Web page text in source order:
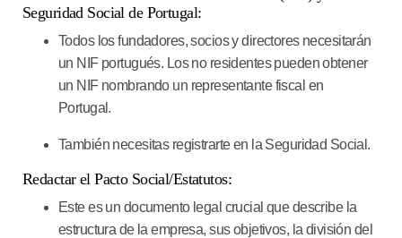
Seguridad Social de Portugal:
Todos los fundadores, socios y directores necesitarán
un NIF portugués. Los no residentes pueden obtener
un NIF nombrando un representante fiscal en
Portugal.
También necesitas registrarte en la Seguridad Social.
Redactar el Pacto Social/Estatutos:
Este es un documento legal crucial que describe la
estructura de la empresa, sus objetivos, la división del